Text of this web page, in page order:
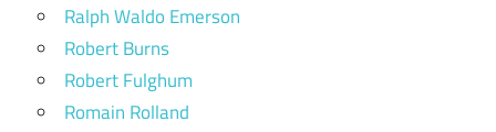
Ralph Waldo Emerson
Robert Burns
Robert Fulghum
Romain Rolland